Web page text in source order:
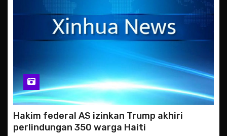
Hakim federal AS izinkan Trump akhiri
perlindungan 350 warga Haiti